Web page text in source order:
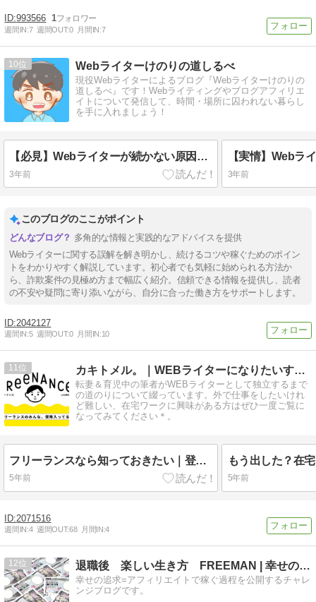
993566 1
週間IN:7 週間OUT:0 月間IN:7
10 Webライターけのりの道しるべ
現役Webライターによるブログ『Webライターけのりの
道しるべ』です！Webライティングやブログアフィリエ
イトについて発信して、時間・場所に囚われない暮らし
を手に入れましょう！
【必見】Webライターが続かない原因5つ！続けるための6つのコツも紹介
3年前 3年前
このブログのここがポイント
多角的な情報と実践的なアドバイスを提供
Webライターに関する誤解を解き明かし、続けるコツや稼ぐためのポイン
トをわかりやすく解説しています。初心者でも気軽に始められる方法か
ら、詐欺案件の見極め方まで幅広く紹介。信頼できる情報を提供し、読者
の不安や疑問に寄り添いながら、自分に合った働き方をサポートします。
2042127
週間IN:5 週間OUT:0 月間IN:10
11 カキトメル。｜WEBライターになりたいすべてのママへ
転妻＆育児中の筆者がWEBライターとして独立するまで
の道のりについて綴っています。外で仕事をしたいけれ
ど難しい、在宅ワークに興味がある方はぜひ一度ご覧に
なってみてください＊。
フリーランスなら知っておきたい｜登録無料のFREENANCE(フリーナンス)について
5年前 5年前
2071516
週間IN:4 週間OUT:68 月間IN:4
12 退職後 楽しい生き方 FREEMAN | 幸せの追求
幸せの追求=アフィリエイトで稼ぐ過程を公開するチャレ
ンジブログです。